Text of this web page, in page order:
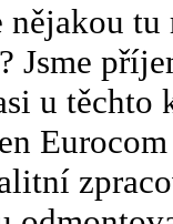
nějakou
Jsme
u těchto